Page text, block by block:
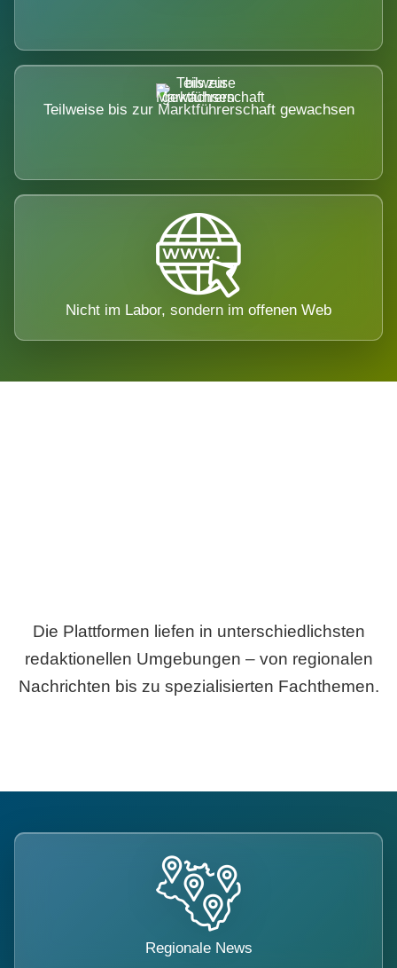
Teilweise bis zur Marktführerschaft gewachsen
Nicht im Labor, sondern im offenen Web
Die Plattformen liefen in unterschiedlichsten
redaktionellen Umgebungen – von regionalen
Nachrichten bis zu spezialisierten Fachthemen.
Regionale News